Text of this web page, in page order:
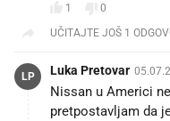
1
0
UČITAJTE JOŠ 1
LP Luka Pretovar
Nissan u Americi
pretpostavljam da